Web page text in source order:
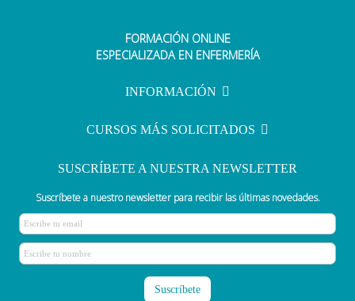
Qué es la enfermería comunitaria y
FORMACIÓN ONLINE
ESPECIALIZADA EN ENFERMERÍA
INFORMACIÓN
CURSOS MÁS SOLICITADOS
SUSCRÍBETE A NUESTRA NEWSLETTER
Suscríbete a nuestro newsletter para recibir las últimas novedades.